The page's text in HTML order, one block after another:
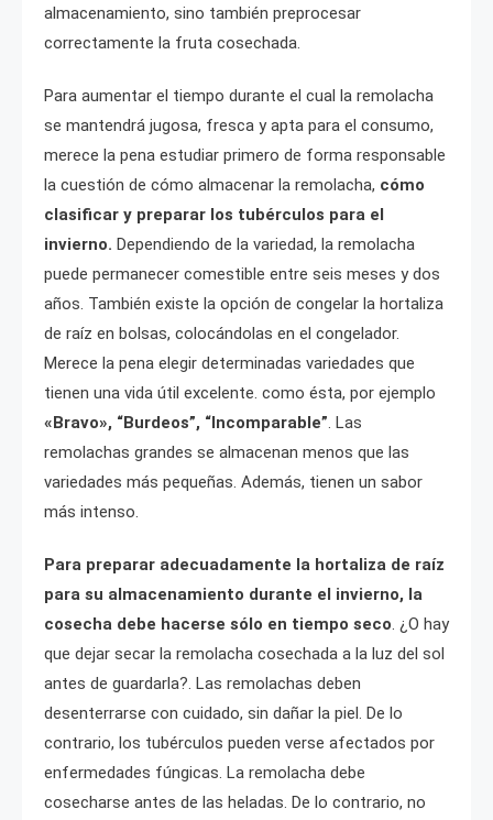
almacenamiento, sino también preprocesar
correctamente la fruta cosechada.
Para aumentar el tiempo durante el cual la remolacha
se mantendrá jugosa, fresca y apta para el consumo,
merece la pena estudiar primero de forma responsable
la cuestión de cómo almacenar la remolacha, cómo
clasificar y preparar los tubérculos para el
invierno. Dependiendo de la variedad, la remolacha
puede permanecer comestible entre seis meses y dos
años. También existe la opción de congelar la hortaliza
de raíz en bolsas, colocándolas en el congelador.
Merece la pena elegir determinadas variedades que
tienen una vida útil excelente. como ésta, por ejemplo
«Bravo», “Burdeos”, “Incomparable”. Las
remolachas grandes se almacenan menos que las
variedades más pequeñas. Además, tienen un sabor
más intenso.
Para preparar adecuadamente la hortaliza de raíz
para su almacenamiento durante el invierno, la
cosecha debe hacerse sólo en tiempo seco. ¿O hay
que dejar secar la remolacha cosechada a la luz del sol
antes de guardarla?. Las remolachas deben
desenterrarse con cuidado, sin dañar la piel. De lo
contrario, los tubérculos pueden verse afectados por
enfermedades fúngicas. La remolacha debe
cosecharse antes de las heladas. De lo contrario, no